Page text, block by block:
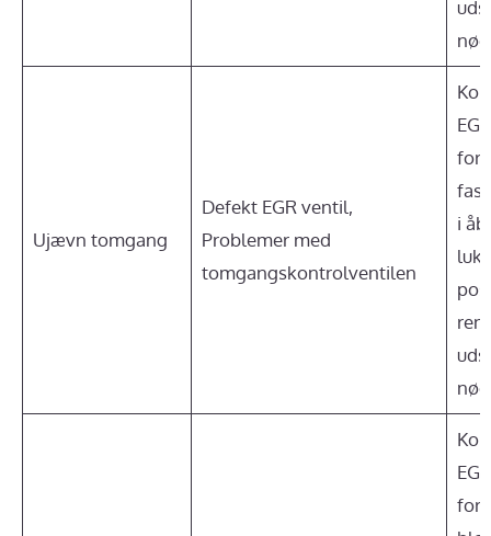
Ujævn tomgang
Defekt EGR ventil,
Problemer med
tomgangskontrolventilen
for
i
for